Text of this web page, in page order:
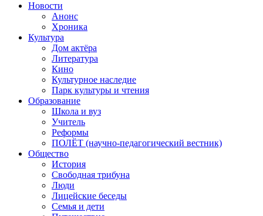
Новости
Анонс
Хроника
Культура
Дом актёра
Литература
Кино
Культурное наследие
Парк культуры и чтения
Образование
Школа и вуз
Учитель
Реформы
ПОЛЁТ (научно-педагогический вестник)
Общество
История
Свободная трибуна
Люди
Лицейские беседы
Семья и дети